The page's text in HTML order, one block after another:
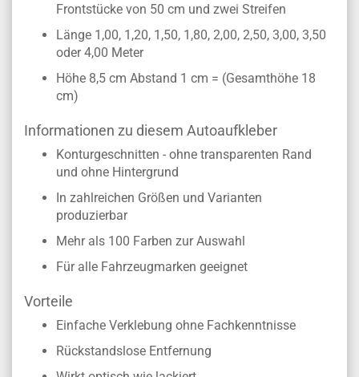
Frontstücke von 50 cm und zwei Streifen
Länge 1,00, 1,20, 1,50, 1,80, 2,00, 2,50, 3,00, 3,50
oder 4,00 Meter
Höhe 8,5 cm Abstand 1 cm = (Gesamthöhe 18
cm)
Informationen zu diesem Autoaufkleber
Konturgeschnitten - ohne transparenten Rand
und ohne Hintergrund
In zahlreichen Größen und Varianten
produzierbar
Mehr als 100 Farben zur Auswahl
Für alle Fahrzeugmarken geeignet
Vorteile
Einfache Verklebung ohne Fachkenntnisse
Rückstandslose Entfernung